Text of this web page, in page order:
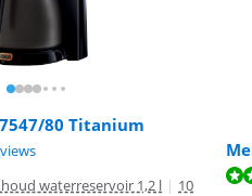
80 Titanium
de 10, gebaseerd op 389 reviews.
waterreservoir 1,2 l | 10